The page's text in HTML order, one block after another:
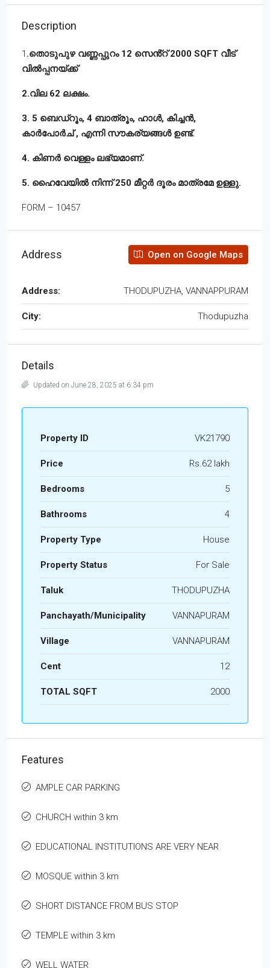
Description
1 .തൊടുപുഴ വണ്ണപ്പുറം 12 സെൻ്റ് 2000 SQFT വീട്
വിൽപ്പനയ്ക്ക്
2.വില 62 ലക്ഷം.
3. 5 ബെഡ്‌റൂം, 4 ബാത്രൂം, ഹാൾ, കിച്ചൻ,
കാർപോർച് , എന്നി സൗകര്യങ്ങൾ ഉണ്ട്.
4. കിണർ വെള്ളം ലഭ്യമാണ്.
5. ഹൈവേയിൽ നിന്ന് 250 മീറ്റർ ദൂരം മാത്രമേ ഉള്ളു.
FORM – 10457
Address Open on Google Maps
Address: THODUPUZHA, VANNAPPURAM
City: Thodupuzha
Details
Updated on June 28, 2025 at 6:34 pm
Property ID VK21790
Price Rs.62 lakh
Bedrooms 5
Bathrooms 4
Property Type House
Property Status For Sale
Taluk THODUPUZHA
Panchayath/Municipality VANNAPURAM
Village VANNAPURAM
Cent 12
TOTAL SQFT 2000
Features
AMPLE CAR PARKING
CHURCH within 3 km
EDUCATIONAL INSTITUTIONS ARE VERY NEAR
MOSQUE within 3 km
SHORT DISTANCE FROM BUS STOP
TEMPLE within 3 km
WELL WATER